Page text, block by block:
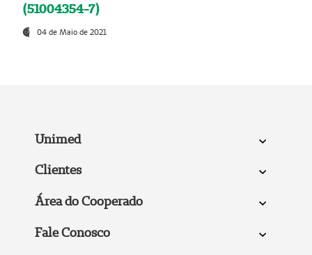
(51004354-7)
04 de Maio de 2021
Unimed
Clientes
Área do Cooperado
Fale Conosco